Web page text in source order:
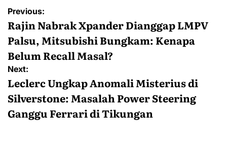
Post
navigation
Previous:
Rajin Nabrak Xpander Dianggap LMPV
Palsu, Mitsubishi Bungkam: Kenapa
Belum Recall Masal?
Next:
Leclerc Ungkap Anomali Misterius di
Silverstone: Masalah Power Steering
Ganggu Ferrari di Tikungan